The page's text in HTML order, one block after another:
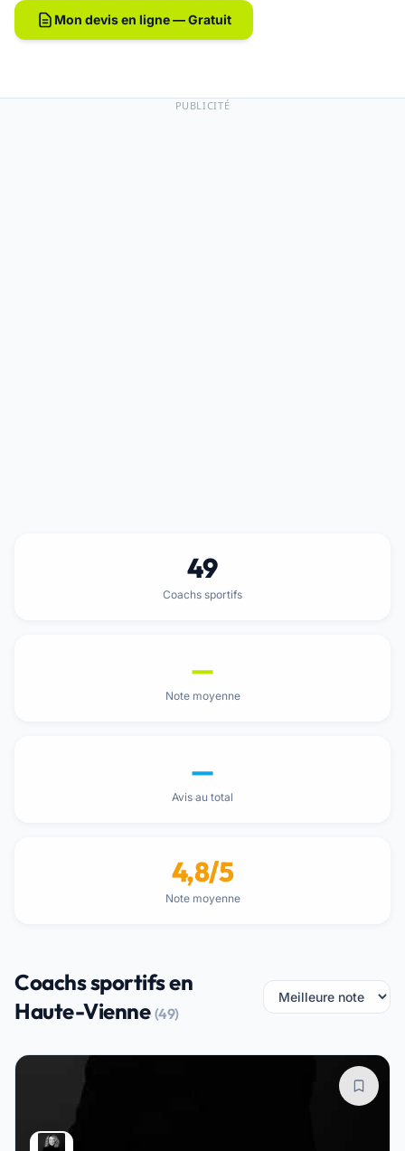
Mon devis en ligne — Gratuit
PUBLICITÉ
49
Coachs sportifs
—
Note moyenne
—
Avis au total
4,8/5
Note moyenne
Coachs sportifs en
Haute-Vienne (49)